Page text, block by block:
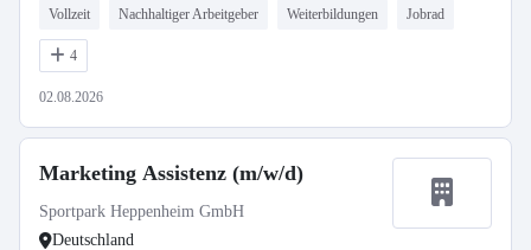
Vollzeit Nachhaltiger Arbeitgeber Weiterbildungen Jobrad
4
02.08.2026
Marketing Assistenz (m/w/d)
Sportpark Heppenheim GmbH
Deutschland